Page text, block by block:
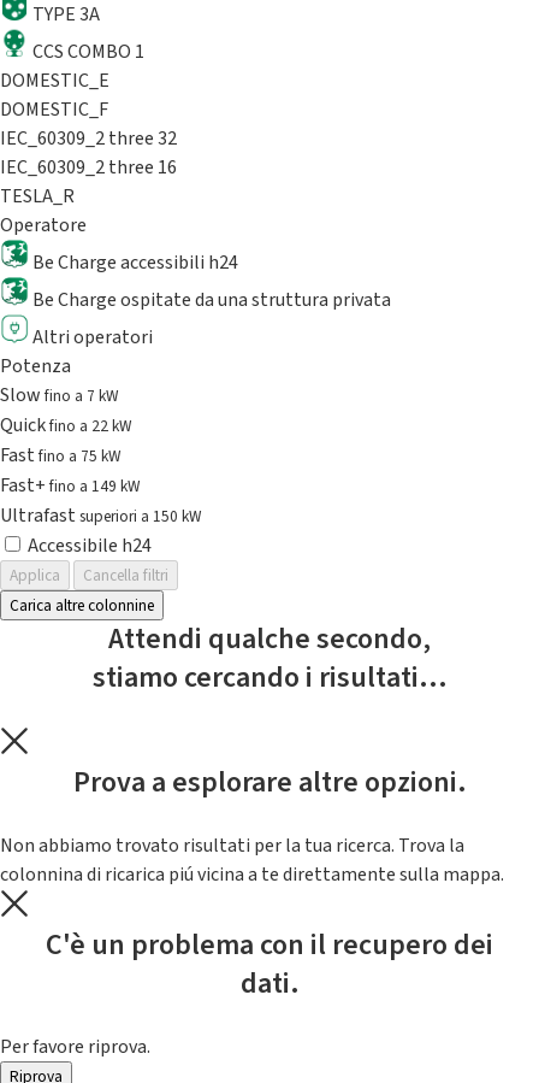
TYPE 3A
CCS COMBO 1
DOMESTIC_E
DOMESTIC_F
IEC_60309_2 three 32
IEC_60309_2 three 16
TESLA_R
Operatore
Be Charge accessibili h24
Be Charge ospitate da una struttura privata
Altri operatori
Potenza
Slowfino a 7 kW
Quickfino a 22 kW
Fastfino a 75 kW
Fast+fino a 149 kW
Ultrafast superiori a 150 kW
Accessibile h24
Applica
Cancella filtri
Carica altre colonnine
Attendi qualche secondo,
stiamo cercando i risultati...
Prova a esplorare altre opzioni.
Non abbiamo trovato risultati per la tua ricerca. Trova la
colonnina di ricarica piú vicina a te direttamente sulla mappa.
C'è un problema con il recupero dei
dati.
Per favore riprova.
Riprova